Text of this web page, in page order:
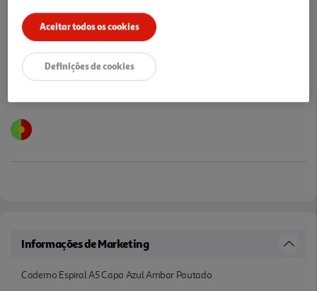
Notas de preparação
Informações de Marketing
Caderno Espiral A5 Capa Azul Ambar Pautado
Aceitar todos os cookies
Definições de cookies